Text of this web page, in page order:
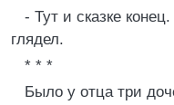
- Тут и сказке
глядел.
* * *
Было у отца три